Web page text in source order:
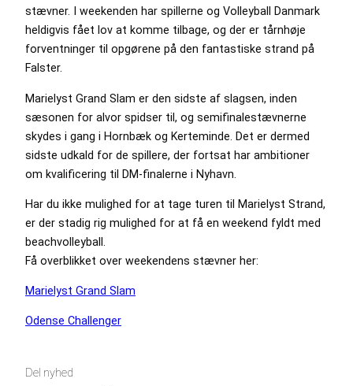
stævner. I weekenden har spillerne og Volleyball Danmark
heldigvis fået lov at komme tilbage, og der er tårnhøje
forventninger til opgørene på den fantastiske strand på
Falster.
Marielyst Grand Slam er den sidste af slagsen, inden
sæsonen for alvor spidser til, og semifinalestævnerne
skydes i gang i Hornbæk og Kerteminde. Det er dermed
sidste udkald for de spillere, der fortsat har ambitioner
om kvalificering til DM-finalerne i Nyhavn.
Har du ikke mulighed for at tage turen til Marielyst Strand,
er der stadig rig mulighed for at få en weekend fyldt med
beachvolleyball.
Få overblikket over weekendens stævner her:
Marielyst Grand Slam
Odense Challenger
Del nyhed